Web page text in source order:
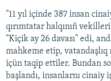
"11 yıl içinde 387 insan
qırımtatar halqınıñ
"Kiçik ay 26 davası" edi,
mahkeme etip,
içün taqip ettiler. Bundan
başlandı, insanlarnı cinaiy